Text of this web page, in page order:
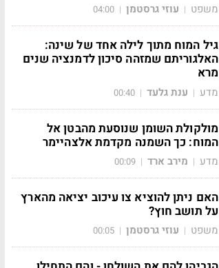
משפט | עוזי גרסטמן |
04:00
גיל המוח מתוך לילה אחד של שינה:
האלגוריתם שמזהה סיכון לדמנציה שנים
מרא
מדע | ענת גלעד |
00:40
מולקולת השומן שנוסעת מהבטן אל
המוח: כך השמנה מקדמת אלצהיימר
מדע | מירב ארד |
00:09
האם ניתן להוציא צו עיכוב יציאה מהארץ
על תושב חוץ?
משפט | עוזי גרסטמן |
00:05